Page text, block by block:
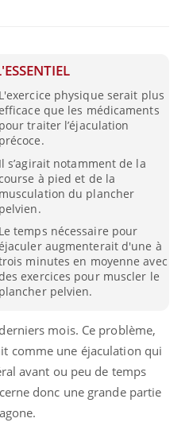
L'exercice physique serait plus
que les médicaments
pour traiter l’éjaculation
précoce.
Il s’agirait notamment de la
à pied et de la
musculation du plancher
pelvien.
Le temps nécessaire pour
augmenterait d'une à
minutes en moyenne avec
exercices pour muscler le
plancher pelvien.
mois. Ce problème,
comme une éjaculation qui
avant ou peu de temps
donc une grande partie